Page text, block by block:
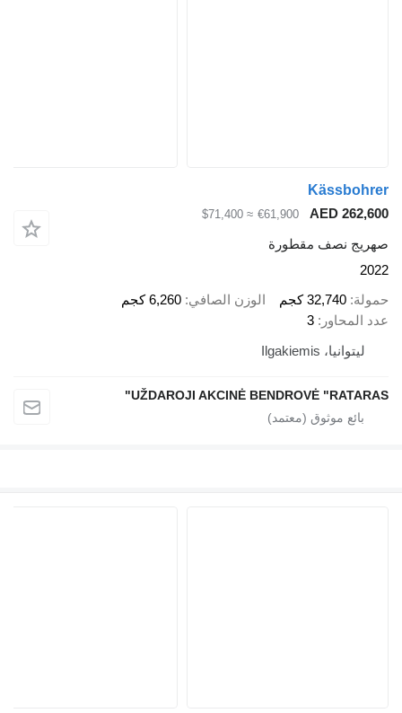
Kässbohrer
AED 262,600
€61,900
≈ $71,400
صهريج نصف مقطورة
2022
حمولة 32,740 كجم الوزن الصافي 6,260 كجم
عدد المحاور
3
ليتوانيا، Ilgakiemis
UŽDAROJI AKCINĖ BENDROVĖ "RATARAS"